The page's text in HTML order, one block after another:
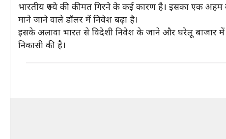
भारतीय रुपये की कीमत गिरने के कई कारण है। इसका एक अहम
माने जाने वाले डॉलर में निवेश बढ़ा है।
इसके अलावा भारत से विदेशी निवेश के जाने और घरेलू बाजार
निकासी की है।